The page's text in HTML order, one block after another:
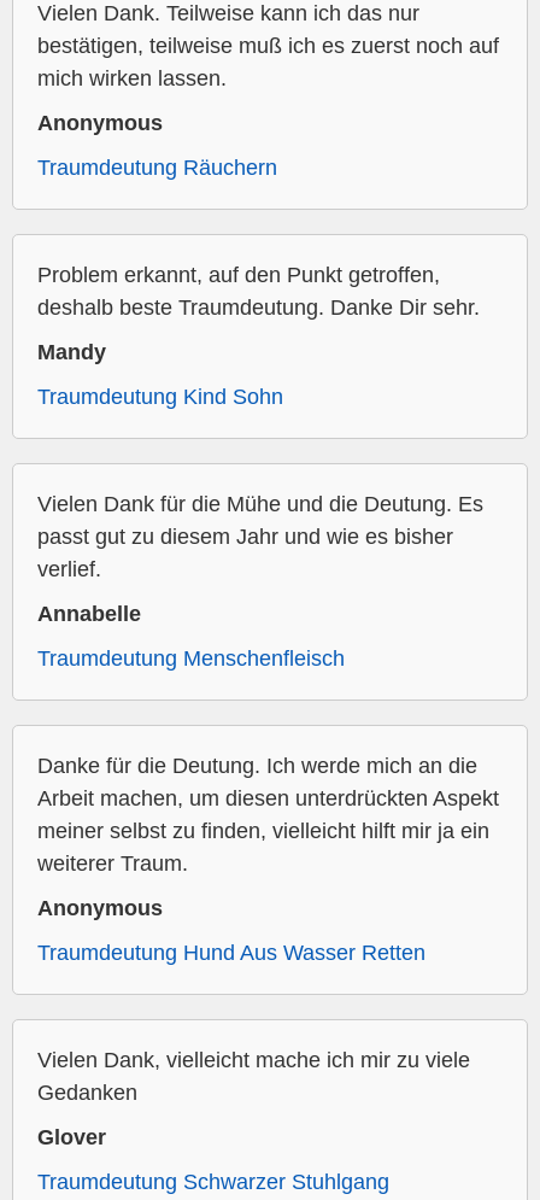
Vielen Dank. Teilweise kann ich das nur
bestätigen, teilweise muß ich es zuerst noch auf
mich wirken lassen.
Anonymous
Traumdeutung Räuchern
Problem erkannt, auf den Punkt getroffen,
deshalb beste Traumdeutung. Danke Dir sehr.
Mandy
Traumdeutung Kind Sohn
Vielen Dank für die Mühe und die Deutung. Es
passt gut zu diesem Jahr und wie es bisher
verlief.
Annabelle
Traumdeutung Menschenfleisch
Danke für die Deutung. Ich werde mich an die
Arbeit machen, um diesen unterdrückten Aspekt
meiner selbst zu finden, vielleicht hilft mir ja ein
weiterer Traum.
Anonymous
Traumdeutung Hund Aus Wasser Retten
Vielen Dank, vielleicht mache ich mir zu viele
Gedanken
Glover
Traumdeutung Schwarzer Stuhlgang